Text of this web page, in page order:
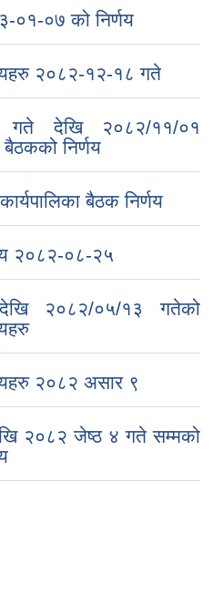
०१-०७ को निर्णय
२०८२-१२-१८ गते
गते देखि २०८२/११/०१
बैठकको निर्णय
बैठक निर्णय
२०८२-०८-२५
२०८२/०५/१३ गतेको
२०८२ असार ९
२०८२ जेष्ठ ४ गते सम्मको